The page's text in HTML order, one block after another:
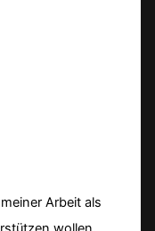
Arbeit als